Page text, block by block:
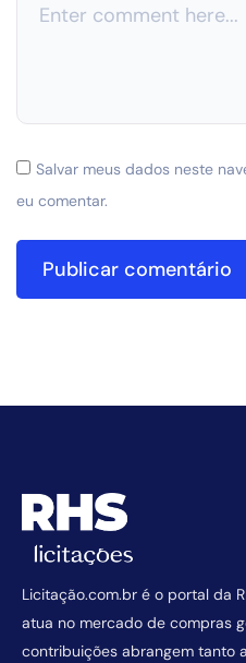
Salvar meus dados neste
eu comentar.
Licitação.com.br é o portal da
atua no mercado de compras
contribuições abrangem tanto